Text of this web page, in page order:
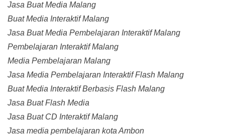
Jasa Buat Media Malang
Buat Media Interaktif Malang
Jasa Buat Media Pembelajaran Interaktif Malang
Pembelajaran Interaktif Malang
Media Pembelajaran Malang
Jasa Media Pembelajaran Interaktif Flash Malang
Buat Media Interaktif Berbasis Flash Malang
Jasa Buat Flash Media
Jasa Buat CD Interaktif Malang
Jasa media pembelajaran kota Ambon